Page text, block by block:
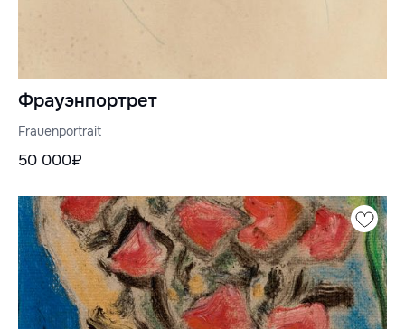
Фрауэнпортрет
Frauenportrait
50 000₽